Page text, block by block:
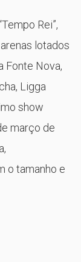
Rei”,
lotados
Fonte Nova,
Ligga
show
março de
o tamanho e